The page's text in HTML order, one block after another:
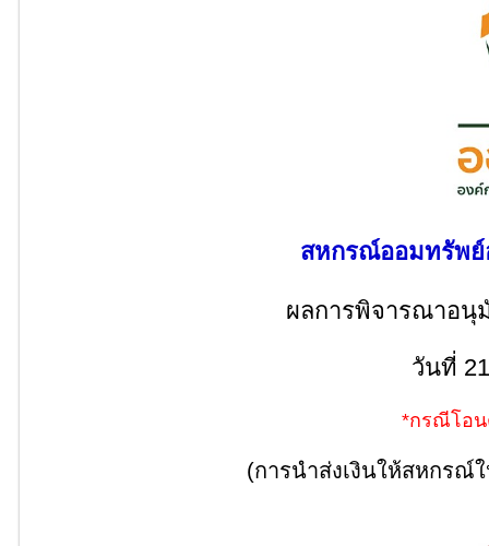
สหกรณ์ออมทรัพย์
ผลการพิจารณาอนุ
วันที่
*กรณีโอน
(การนำส่งเงินให้สหกรณ์